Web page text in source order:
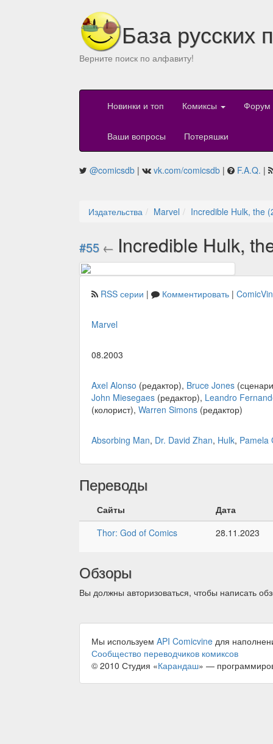
База русских
Верните поиск по алфавиту!
Новинки и топ Комиксы Форум
Ваши вопросы Потеряшки
@comicsdb | vk.com/comicsdb | F.A.Q. |
Издательства Marvel Incredible Hulk, the
#55 ← Incredible Hulk,
RSS серии | Комментировать |
Marvel
08.2003
Axel Alonso (редактор), Bruce Jones
John Miesegaes (редактор), Leandro
(колорист), Warren Simons (редактор)
Absorbing Man, Dr. David Zhan, Hulk, Pamela
Переводы
Сайты
Дата
Thor: God of Comics
28.11.2023
Обзоры
Вы должны авторизоваться, чтобы написать
Мы используем API Comicvine для
Сообщество переводчиков комиксов
© 2010 Студия «Карандаш» —